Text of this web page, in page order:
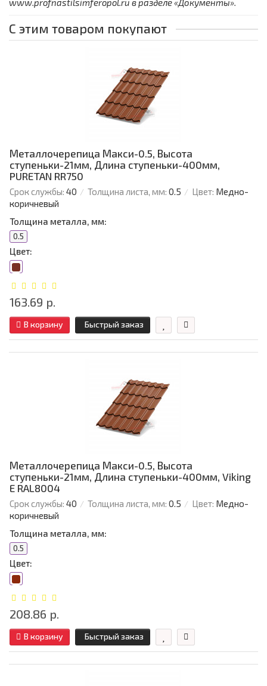
www.profnastilsimferopol.ru в разделе «Документы».
С этим товаром покупают
Металлочерепица Макси-0.5, Высота
ступеньки-21мм, Длина ступеньки-400мм,
PURETAN RR750
Срок службы: 40 Толщина листа, мм: 0.5 Цвет: Медно-
коричневый
Толщина металла, мм:
0.5
Цвет:
163.69 р.
В корзину Быстрый заказ
Металлочерепица Макси-0.5, Высота
ступеньки-21мм, Длина ступеньки-400мм, Viking
E RAL8004
Срок службы: 40 Толщина листа, мм: 0.5 Цвет: Медно-
коричневый
Толщина металла, мм:
0.5
Цвет:
208.86 р.
В корзину Быстрый заказ